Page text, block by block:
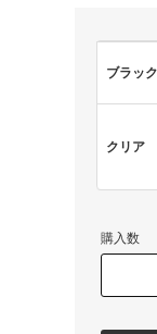
ブラック
クリア
購入数